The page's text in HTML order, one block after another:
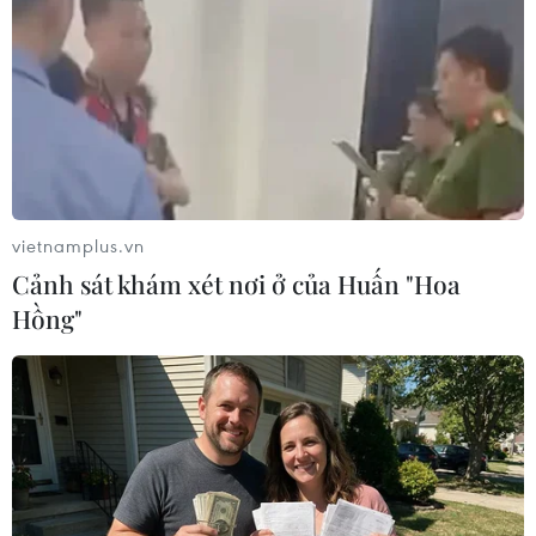
nước này cho biết Ba Lan đã hoàn thành xây
dựng hàng rào biên giới với Belarus nhằm ngăn
chặn tình trạng nhập cư trái phép.
Trong chia sẻ đăng trên mạng xã hội Twitter,
Giám đốc An ninh quốc gia Ba Lan Stanislaw
Zaryn viết: “Biên giới Ba Lan được bảo vệ tốt
nhất ở châu Âu hiện nay.”
vietnamplus.vn
Cảnh sát khám xét nơi ở của Huấn "Hoa
Hồng"